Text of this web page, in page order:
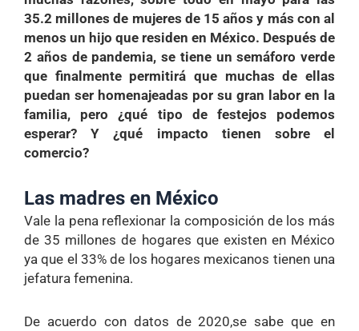
35.2 millones de mujeres de 15 años y más con al
menos un hijo que residen en México. Después de
2 años de pandemia, se tiene un semáforo verde
que finalmente permitirá que muchas de ellas
puedan ser homenajeadas por su gran labor en la
familia, pero ¿qué tipo de festejos podemos
esperar? Y ¿qué impacto tienen sobre el
comercio?
Las madres en México
Vale la pena reflexionar la composición de los más
de 35 millones de hogares que existen en México
ya que el 33% de los hogares mexicanos tienen una
jefatura femenina.
De acuerdo con datos de 2020,se sabe que en